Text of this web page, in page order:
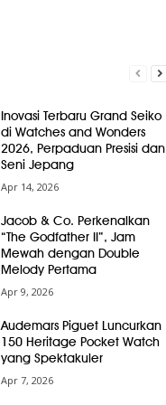
Inovasi Terbaru Grand Seiko
di Watches and Wonders
2026, Perpaduan Presisi dan
Seni Jepang
Apr 14, 2026
Jacob & Co. Perkenalkan
“The Godfather II”, Jam
Mewah dengan Double
Melody Pertama
Apr 9, 2026
Audemars Piguet Luncurkan
150 Heritage Pocket Watch
yang Spektakuler
Apr 7, 2026